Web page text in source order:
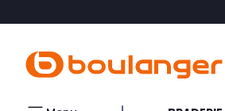
Accéder directement au chatbot